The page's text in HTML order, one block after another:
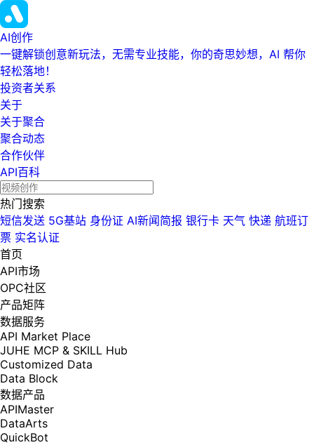
AI创作
一键解锁创意新玩法，无需专业技能，你的奇思妙想，AI 帮你
轻松落地！
投资者关系
关于
关于聚合
聚合动态
合作伙伴
API百科
热门搜索
短信发送 5G基站 身份证 AI新闻简报 银行卡 天气 快递 航班订
票 实名认证
首页
API市场
OPC社区
产品矩阵
数据服务
API Market Place
JUHE MCP & SKILL Hub
Customized Data
Data Block
数据产品
APIMaster
DataArts
QuickBot